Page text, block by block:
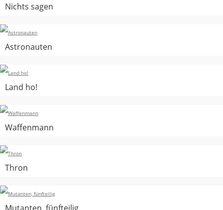
Nichts sagen
Astronauten
Land ho!
Waffenmann
Thron
Mutanten, fünfteilig